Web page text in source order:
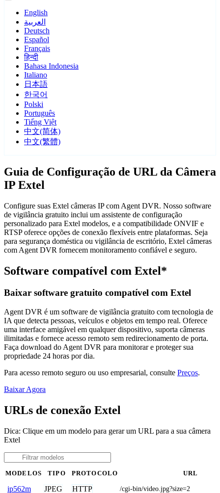
English
العربية
Deutsch
Español
Français
हिन्दी
Bahasa Indonesia
Italiano
日本語
한국어
Polski
Português
Tiếng Việt
中文(简体)
中文(繁體)
Guia de Configuração de URL da Câmera
IP Extel
Configure suas Extel câmeras IP com Agent DVR. Nosso software
de vigilância gratuito inclui um assistente de configuração
personalizado para Extel modelos, e a compatibilidade ONVIF e
RTSP oferece opções de conexão flexíveis entre plataformas. Seja
para segurança doméstica ou vigilância de escritório, Extel câmeras
com Agent DVR fornecem monitoramento confiável e seguro.
Software compatível com Extel*
Baixar software gratuito compatível com Extel
Agent DVR é um software de vigilância gratuito com tecnologia de
IA que detecta pessoas, veículos e objetos em tempo real. Oferece
uma interface amigável em qualquer dispositivo, suporta câmeras
ilimitadas e fornece acesso remoto sem redirecionamento de porta.
Faça download do Agent DVR para monitorar e proteger sua
propriedade 24 horas por dia.
Para acesso remoto seguro ou uso empresarial, consulte Preços.
Baixar Agora
URLs de conexão Extel
Dica: Clique em um modelo para gerar um URL para a sua câmera
Extel
MODELOS TIPO PROTOCOLO URL
ip562m JPEG HTTP /cgi-bin/video.jpg?size=2